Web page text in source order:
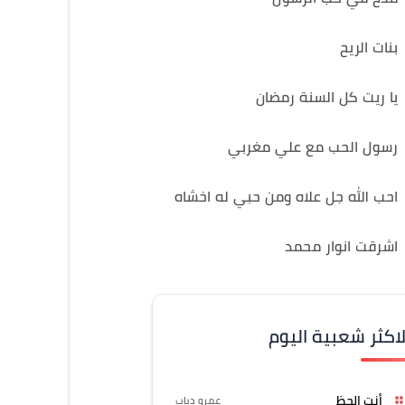
بنات الريح
يا ريت كل السنة رمضان
رسول الحب مع علي مغربي
احب الله جل علاه ومن حبي له اخشاه
اشرقت انوار محمد
شعبية اليوم
أنت الحظ عمرو دياب